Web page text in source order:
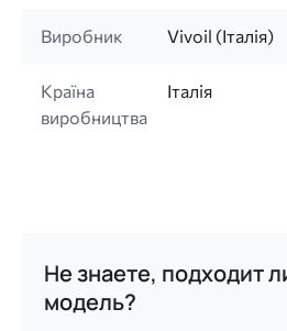
Виробник Vivoil (Італія)
Країна
виробництва
Італія
Не знаете, подходит
модель?